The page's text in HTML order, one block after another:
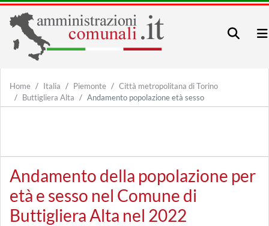
Home Italia Piemonte
Città metropolitana di Torino
Buttigliera Alta
Andamento popolazione età sesso
Andamento della popolazione per
età e sesso nel Comune di
Buttigliera Alta nel 2022